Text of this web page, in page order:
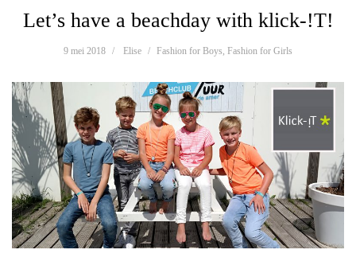
Let’s have a beachday with klick-!T!
9 mei 2018 Elise Fashion for Boys, Fashion for Girls